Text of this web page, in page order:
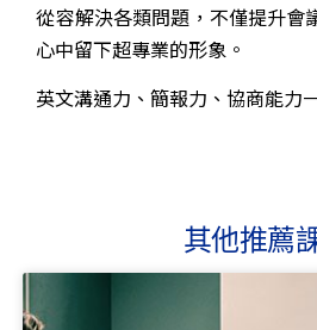
從容解決各類問題，不僅提升會
心中留下超專業的形象。
英文溝通力、簡報力、協商能力
其他推薦